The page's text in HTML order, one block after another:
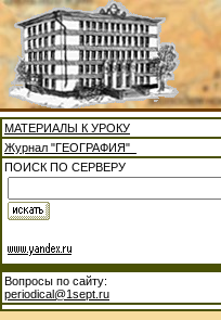
МАТЕРИАЛЫ К УРОКУ
Журнал "ГЕОГРАФИЯ"
ПОИСК ПО СЕРВЕРУ
Вопросы по сайту:
periodical@1sept.ru